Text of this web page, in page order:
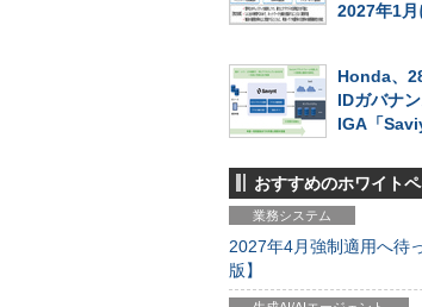
2027年1月
Honda、
IDガバナ
IGA「
おすすめのホワイト
業務システム
2027年4月強制適用へ待
版】